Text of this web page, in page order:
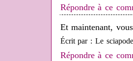
Répondre à ce
Et maintenant,
Écrit par : Le
Répondre à ce